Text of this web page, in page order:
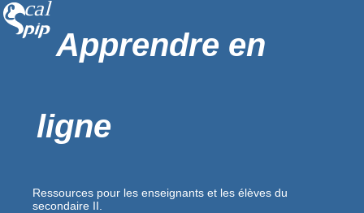
Apprendre en
ligne
Ressources pour les enseignants et les élèves du
secondaire II.